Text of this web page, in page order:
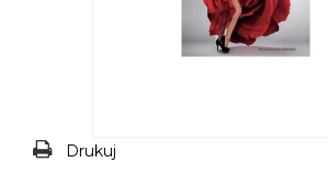
Drukuj